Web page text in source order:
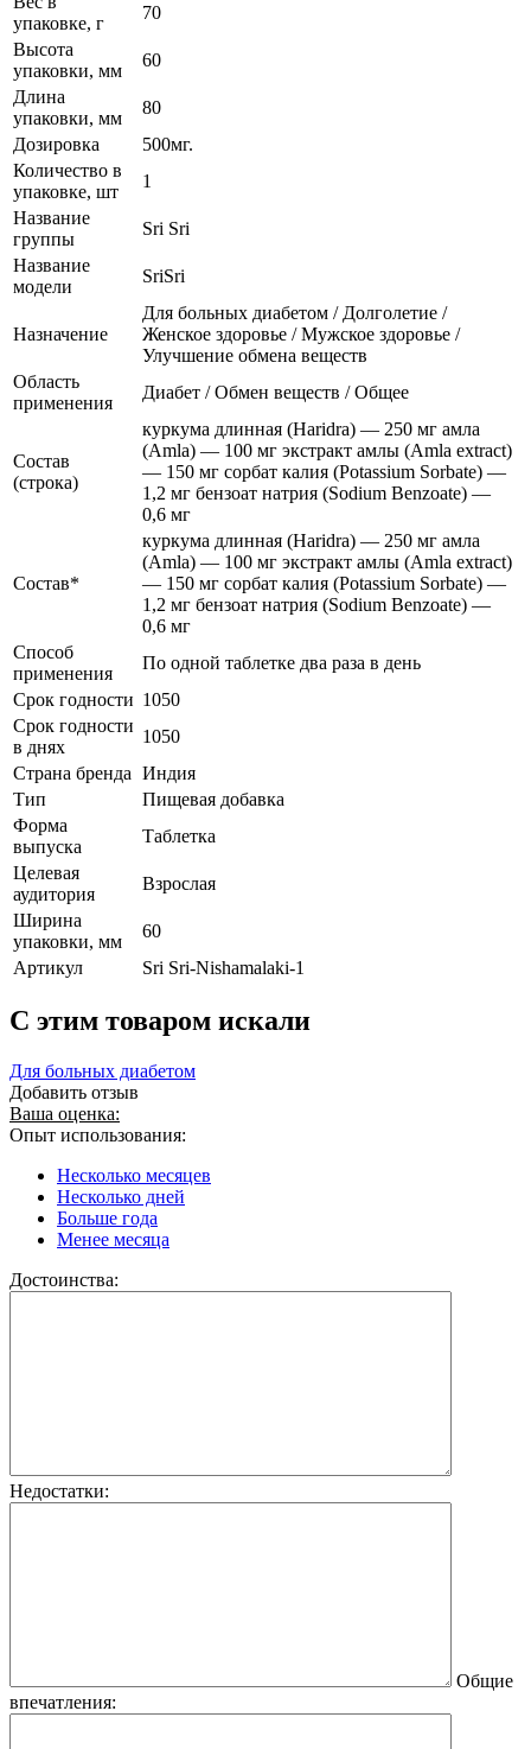
упаковке, г
70
Высота
упаковки, мм
60
Длина
упаковки, мм
80
Дозировка
500мг.
Количество в
упаковке, шт
1
Название
группы
Sri Sri
Название
модели
SriSri
Назначение
Для больных диабетом / Долголетие /
Женское здоровье / Мужское здоровье /
Улучшение обмена веществ
Область
применения
Диабет / Обмен веществ / Общее
Состав
(строка)
куркума длинная (Haridra) — 250 мг амла
(Amla) — 100 мг экстракт амлы (Amla extract)
— 150 мг сорбат калия (Potassium Sorbate) —
1,2 мг бензоат натрия (Sodium Benzoate) —
0,6 мг
Состав*
куркума длинная (Haridra) — 250 мг амла
(Amla) — 100 мг экстракт амлы (Amla extract)
— 150 мг сорбат калия (Potassium Sorbate) —
1,2 мг бензоат натрия (Sodium Benzoate) —
0,6 мг
Способ
применения
По одной таблетке два раза в день
Срок годности 1050
Срок годности
в днях
1050
Страна бренда Индия
Тип
Пищевая добавка
Форма
выпуска
Таблетка
Целевая
аудитория
Взрослая
Ширина
упаковки, мм
60
Артикул
Sri Sri-Nishamalaki-1
C этим товаром искали
Для больных диабетом
Добавить отзыв
Ваша оценка:
Опыт использования:
Несколько месяцев
Несколько дней
Больше года
Менее месяца
Достоинства:
Недостатки:
Общие
впечатления: